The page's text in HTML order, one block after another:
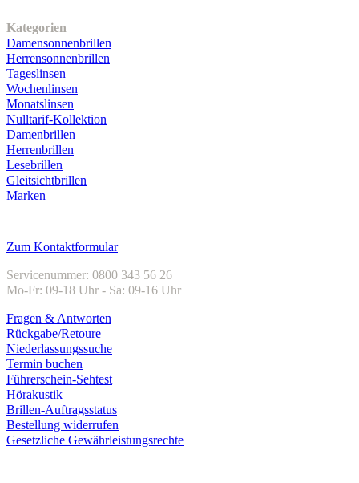
Kategorien
Damensonnenbrillen
Herrensonnenbrillen
Tageslinsen
Wochenlinsen
Monatslinsen
Nulltarif-Kollektion
Damenbrillen
Herrenbrillen
Lesebrillen
Gleitsichtbrillen
Marken
Zum Kontaktformular
Servicenummer: 0800 343 56 26
Mo-Fr: 09-18 Uhr - Sa: 09-16 Uhr
Fragen & Antworten
Rückgabe/Retoure
Niederlassungssuche
Termin buchen
Führerschein-Sehtest
Hörakustik
Brillen-Auftragsstatus
Bestellung widerrufen
Gesetzliche Gewährleistungsrechte